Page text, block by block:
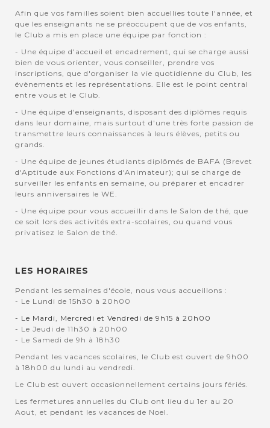
Afin que vos familles soient bien accuellies toute l'année, et
que les enseignants ne se préoccupent que de vos enfants,
le Club a mis en place une équipe par fonction :
- Une équipe d'accueil et encadrement, qui se charge aussi
bien de vous orienter, vous conseiller, prendre vos
inscriptions, que d'organiser la vie quotidienne du Club, les
évènements et les représentations. Elle est le point central
entre vous et le Club.
- Une équipe d'enseignants, disposant des diplômes requis
dans leur domaine, mais surtout d'une très forte passion de
transmettre leurs connaissances à leurs élèves, petits ou
grands.
- Une équipe de jeunes étudiants diplômés de BAFA (Brevet
d'Aptitude aux Fonctions d'Animateur); qui se charge de
surveiller les enfants en semaine, ou préparer et encadrer
leurs anniversaires le WE.
- Une équipe pour vous accueillir dans le Salon de thé, que
ce soit lors des activités extra-scolaires, ou quand vous
privatisez le Salon de thé.
LES HORAIRES
Pendant les semaines d'école, nous vous accueillons :
- Le Lundi de 15h30 à 20h00
- Le Mardi, Mercredi et Vendredi de 9h15 à 20h00
- Le Jeudi de 11h30 à 20h00
- Le Samedi de 9h à 18h30
Pendant les vacances scolaires, le Club est ouvert de 9h00
à 18h00 du lundi au vendredi.
Le Club est ouvert occasionnellement certains jours fériés.
Les fermetures annuelles du Club ont lieu du 1er au 20
Aout, et pendant les vacances de Noel.